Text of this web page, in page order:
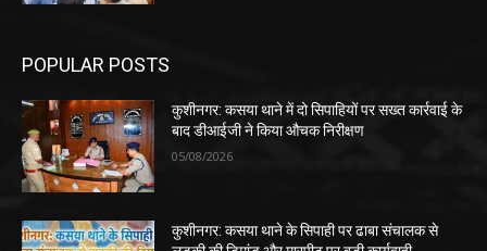
POPULAR POSTS
कुशीनगर: कसया थाने में दो सिपाहियों पर सख्त कार्रवाई के
बाद डीआईजी ने किया औचक निरीक्षण
05/08/2026
कुशीनगर: कसया थाने के सिपाही पर ढाबा संचालक से